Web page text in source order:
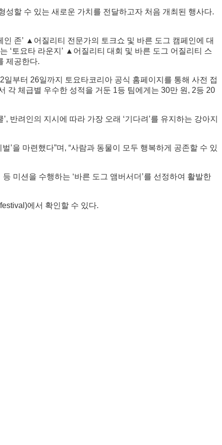
성할 수 있는 새로운 가치를 전달하고자 처음 개최된 행사다.
존’ ▲어질리티 전문가의 토크쇼 및 바른 도그 캠페인에 대
‘토요타 라운지’ ▲어질리티 대회 및 바른 도그 어질리티 스
제공한다.
부터 26일까지 토요타코리아 공식 홈페이지를 통해 사전 접
각 체급별 우수한 성적을 거둔 1등 팀에게는 30만 원, 2등 20
려인의 지시에 따라 가장 오래 ‘기다려’를 유지하는 강아지
’을 마련했다”며, “사람과 동물이 모두 행복하게 공존할 수 있
미션을 수행하는 ‘바른 도그 앰버서더’를 선정하여 활발한
에서 확인할 수 있다.